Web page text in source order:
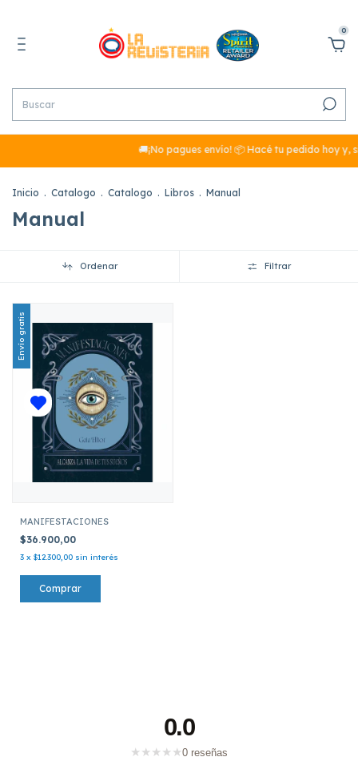
0
🚚¡No pagues envío! 📦 Hacé tu pedido hoy
Inicio . Catalogo . Catalogo . Libros . Manual
Manual
Ordenar Filtrar
Envío gratis
MANIFESTACIONES
$36.900,00
3 x $12.300,00 sin interés
0.0
★ ★ ★ ★ ★0 reseñas